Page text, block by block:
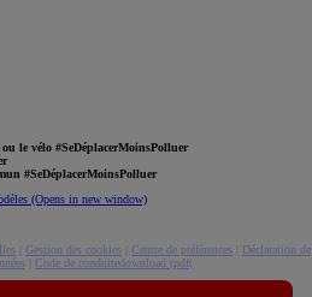
le vélo #SeDéplacerMoinsPolluer
#SeDéplacerMoinsPolluer
(Opens in new window)
Gestion des cookies Centre de préférences
Déclaration de
Code de conduitedownload (pdf(